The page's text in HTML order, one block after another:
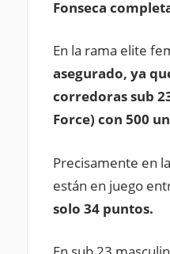
Fonseca
En la rama elite
asegurado, ya
corredoras sub
Force) con 500
Precisamente en
están en juego
solo 34 puntos.